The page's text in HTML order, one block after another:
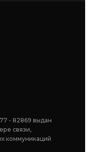
- 82869 выдан
связи,
коммуникаций